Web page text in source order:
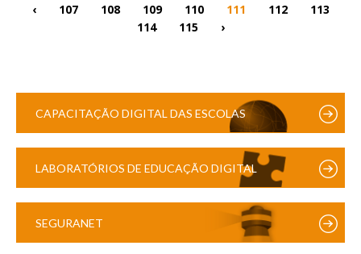
‹ 107 108 109 110 111 112
113
114
115 ›
CAPACITAÇÃO DIGITAL DAS ESCOLAS
LABORATÓRIOS DE EDUCAÇÃO DIGITAL
SEGURANET